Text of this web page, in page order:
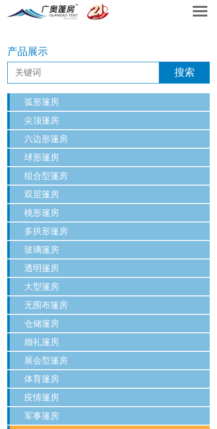
产品展示
弧形篷房
尖顶篷房
六边形篷房
球形篷房
组合型篷房
双层篷房
桃形篷房
多拱形篷房
玻璃篷房
透明篷房
大型篷房
无围布篷房
仓储篷房
婚礼篷房
展会型篷房
体育篷房
疫情篷房
军事篷房